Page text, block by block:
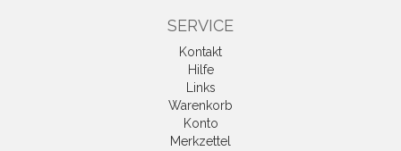
SERVICE
Kontakt
Hilfe
Links
Warenkorb
Konto
Merkzettel